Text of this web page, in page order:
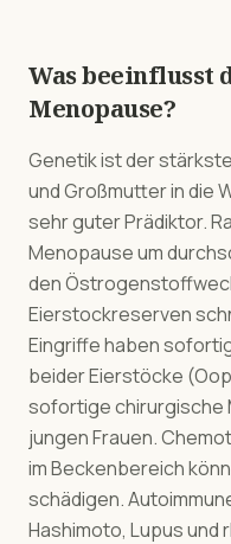
Was beeinflusst
Menopause?
Genetik ist der
und Großmutter in die
sehr guter Prädiktor.
Menopause um
den
Eierstockreserven
Eingriffe haben
beider Eierstöcke
sofortige chirurgische
jungen Frauen.
im Beckenbereich
schädigen.
Hashimoto, Lupus und